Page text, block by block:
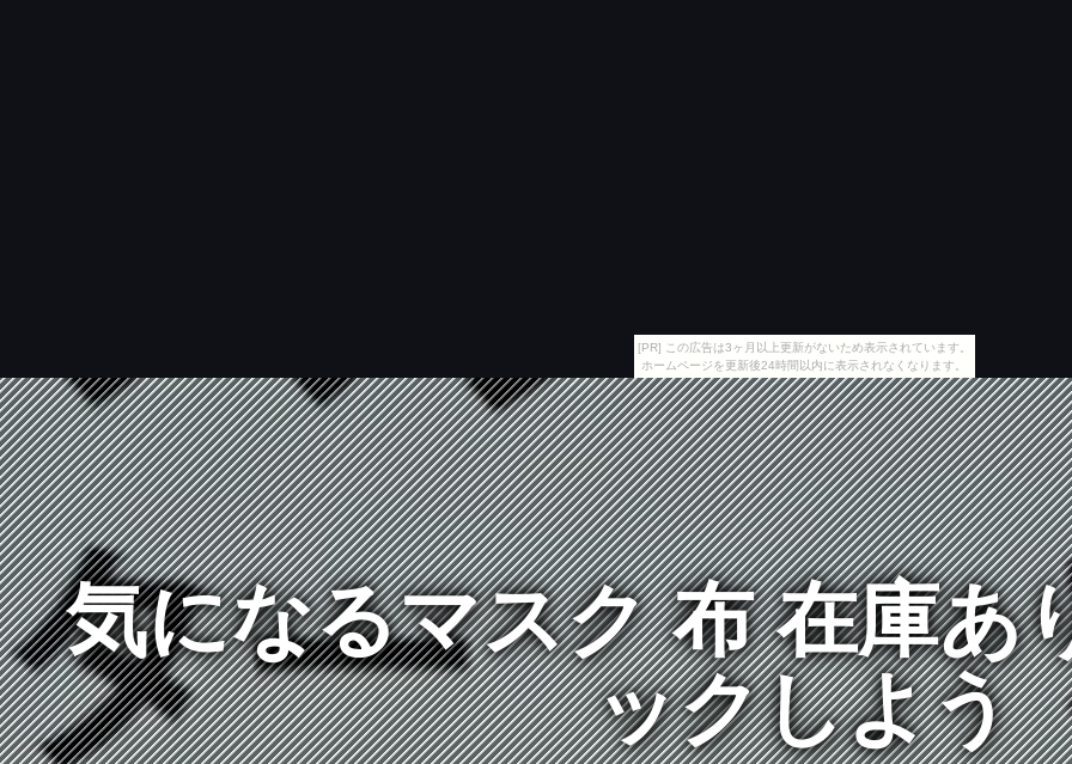
[PR] この広告は3ヶ月以上更新がないため表示されています。
ホームページを更新後24時間以内に表示されなくなります。
気になるマスク 布 在庫あ
ックしよう